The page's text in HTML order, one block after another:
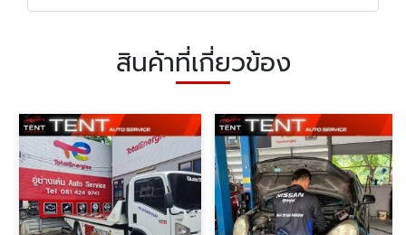
สินค้าที่เกี่ยวข้อง